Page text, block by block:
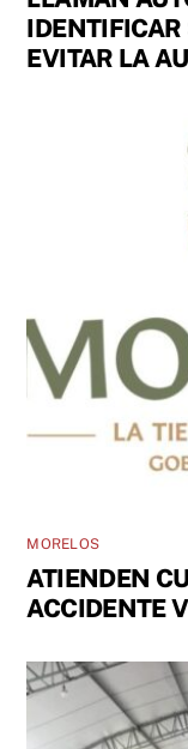
IDENTIFICAR
EVITAR LA
MORELOS
ATIENDEN
ACCIDENTE